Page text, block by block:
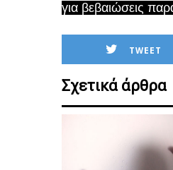
για βεβαιώσεις
TWEET
Σχετικά άρθρα